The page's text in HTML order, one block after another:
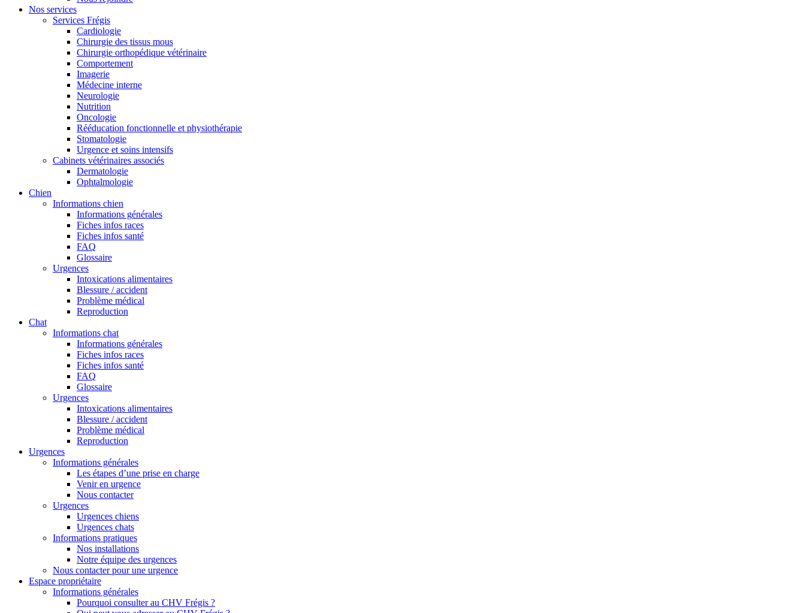
Nos services
Services Frégis
Cardiologie
Chirurgie des tissus mous
Chirurgie orthopédique vétérinaire
Comportement
Imagerie
Médecine interne
Neurologie
Nutrition
Oncologie
Rééducation fonctionnelle et physiothérapie
Stomatologie
Urgence et soins intensifs
Cabinets vétérinaires associés
Dermatologie
Ophtalmologie
Chien
Informations chien
Informations générales
Fiches infos races
Fiches infos santé
FAQ
Glossaire
Urgences
Intoxications alimentaires
Blessure / accident
Problème médical
Reproduction
Chat
Informations chat
Informations générales
Fiches infos races
Fiches infos santé
FAQ
Glossaire
Urgences
Intoxications alimentaires
Blessure / accident
Problème médical
Reproduction
Urgences
Informations générales
Les étapes d’une prise en charge
Venir en urgence
Nous contacter
Urgences
Urgences chiens
Urgences chats
Informations pratiques
Nos installations
Notre équipe des urgences
Nous contacter pour une urgence
Espace propriétaire
Informations générales
Pourquoi consulter au CHV Frégis ?